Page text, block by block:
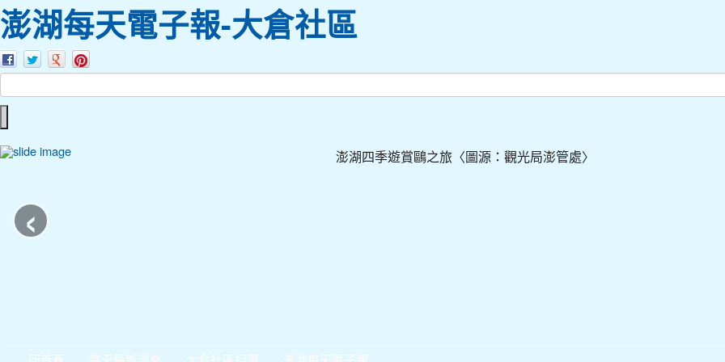
澎湖每天電子報-大倉社區
澎湖四季遊賞鷗之旅〈圖源：觀光局澎管處〉
‹